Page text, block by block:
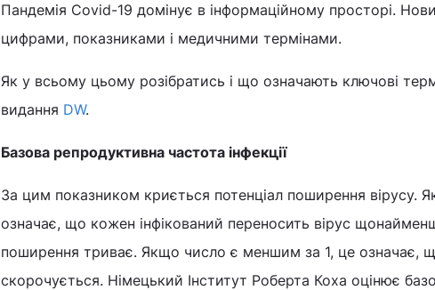
Пандемія Covid-19 домінує в інформаційному просторі.
цифрами, показниками і медичними термінами.
Як у всьому цьому розібратись і що означають ключові
видання DW.
Базова репродуктивна частота інфекції
За цим показником криється потенціал поширення вірусу.
означає, що кожен інфікований переносить вірус
поширення триває. Якщо число є меншим за 1, це означає, що
скорочується. Німецький Інститут Роберта Коха оцінює